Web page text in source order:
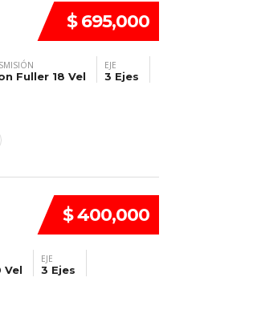
$ 695,000
Fuller 18 Vel
EJE
3 Ejes
$ 400,000
Vel
EJE
3 Ejes